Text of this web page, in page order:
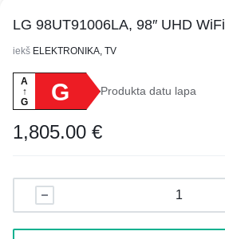
LG 98UT91006LA, 98″ UHD WiFi
iekš ELEKTRONIKA, TV
A
↑
G
G Produkta datu lapa
1,805.00 €